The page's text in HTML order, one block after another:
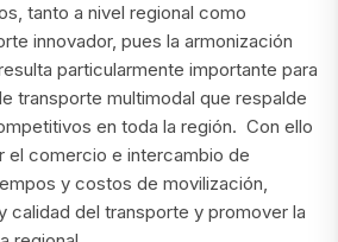
tanto a nivel regional como
innovador, pues la armonización
particularmente importante para
transporte multimodal que respalde
en toda la región. Con ello
el comercio e intercambio de
y costos de movilización,
calidad del transporte y promover la